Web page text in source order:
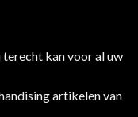
terecht kan voor al uw
artikelen van